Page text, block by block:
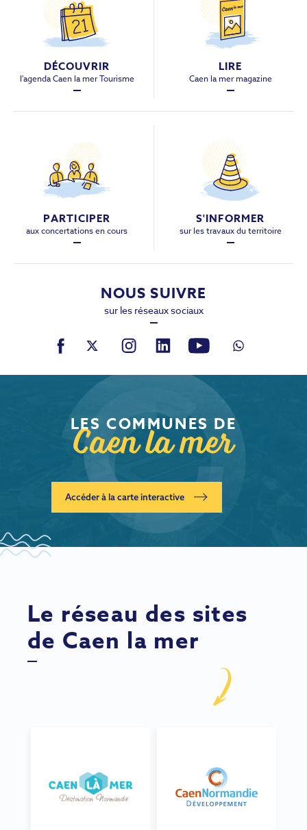
DÉCOUVRIR
l'agenda Caen la mer Tourisme
LIRE
Caen la mer magazine
PARTICIPER
aux concertations en cours
S'INFORMER
sur les travaux du territoire
NOUS SUIVRE
sur les réseaux sociaux
LES COMMUNES DE
Caen la mer
Accéder à la carte interactive
Le réseau des sites
de Caen la mer
Image Image